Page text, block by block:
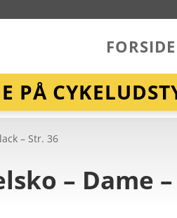
FORSIDE
PÅ
– Str. 36
– Dame